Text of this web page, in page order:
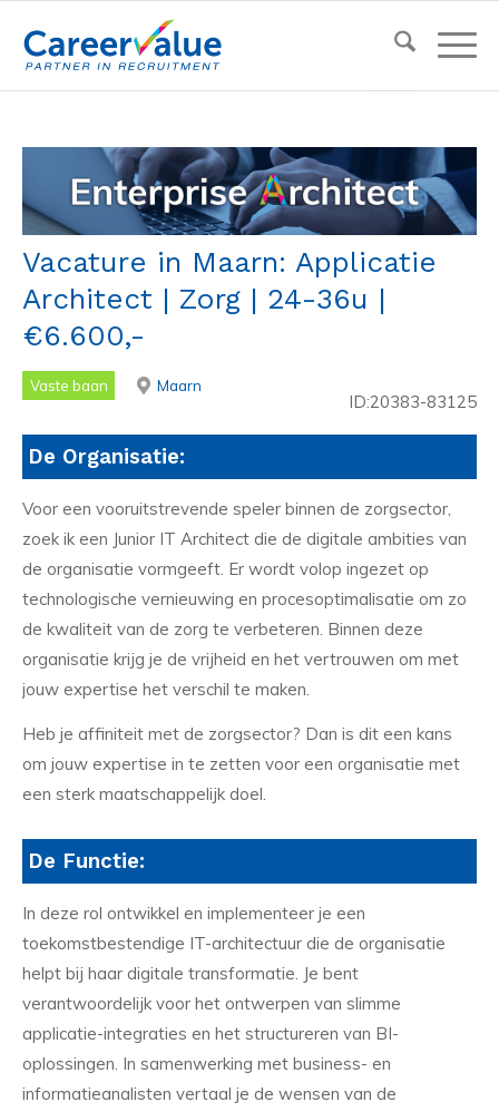
Vacature in Maarn: Applicatie
Architect | Zorg | 24-36u |
€6.600,-
Vaste baan Maarn
ID:20383-83125
De Organisatie:
Voor een vooruitstrevende speler binnen de zorgsector,
zoek ik een Junior IT Architect die de digitale ambities van
de organisatie vormgeeft. Er wordt volop ingezet op
technologische vernieuwing en procesoptimalisatie om zo
de kwaliteit van de zorg te verbeteren. Binnen deze
organisatie krijg je de vrijheid en het vertrouwen om met
jouw expertise het verschil te maken.
Heb je affiniteit met de zorgsector? Dan is dit een kans
om jouw expertise in te zetten voor een organisatie met
een sterk maatschappelijk doel.
De Functie:
In deze rol ontwikkel en implementeer je een
toekomstbestendige IT-architectuur die de organisatie
helpt bij haar digitale transformatie. Je bent
verantwoordelijk voor het ontwerpen van slimme
applicatie-integraties en het structureren van BI-
oplossingen. In samenwerking met business- en
informatieanalisten vertaal je de wensen van de